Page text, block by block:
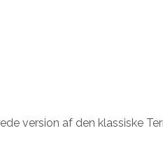
version af den klassiske